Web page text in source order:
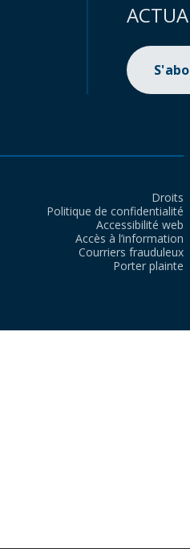
Droits
Politique de confidentialité
Accessibilité web
Accès à l’information
Courriers frauduleux
Porter plainte